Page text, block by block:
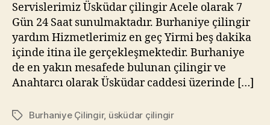
Servislerimiz Üsküdar çilingir Acele olarak 7
Gün 24 Saat sunulmaktadır. Burhaniye çilingir
yardım Hizmetlerimiz en geç Yirmi beş dakika
içinde itina ile gerçekleşmektedir. Burhaniye
de en yakın mesafede bulunan çilingir ve
Anahtarcı olarak Üsküdar caddesi üzerinde […]
EtiketlerBurhaniye Çilingir, üsküdar çilingir